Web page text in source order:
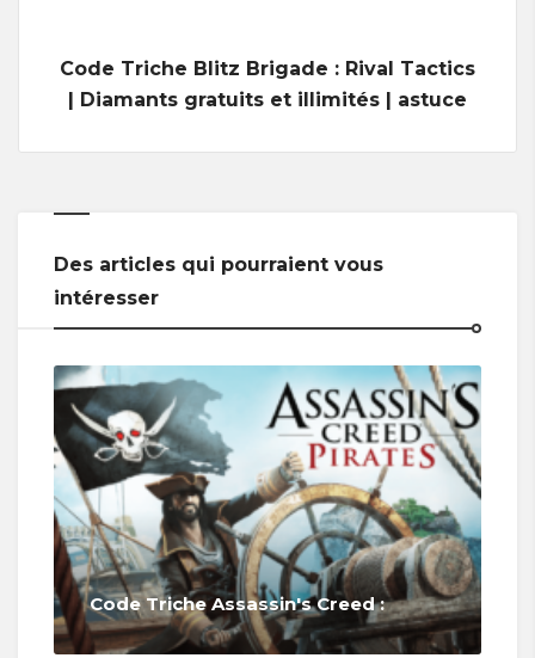
Code Triche Blitz Brigade : Rival Tactics
| Diamants gratuits et illimités | astuce
Des articles qui pourraient vous
intéresser
Code Triche Assassin's Creed :